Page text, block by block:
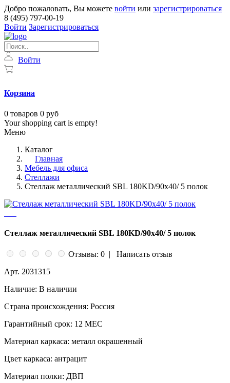
Добро пожаловать, Вы можете войти или зарегистрироваться
8 (495) 797-00-19
Войти Зарегистрироваться
Войти
Корзина
0 товаров 0 руб
Your shopping cart is empty!
Меню
Каталог
Главная
Мебель для офиса
Стеллажи
Стеллаж металлический SBL 180KD/90x40/ 5 полок
Стеллаж металлический SBL 180KD/90x40/ 5 полок
Отзывы: 0 |
Написать отзыв
Арт. 2031315
Наличие: В наличии
Страна происхождения: Россия
Гарантийный срок: 12 МЕС
Материал каркаса: металл окрашенный
Цвет каркаса: антрацит
Материал полки: ДВП